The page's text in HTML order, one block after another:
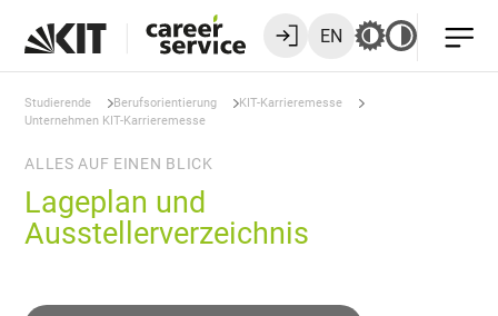
EN
Studierende Berufsorientierung
KIT-Karrieremesse
Unternehmen KIT-Karrieremesse
ALLES AUF EINEN BLICK
Lageplan und
Ausstellerverzeichnis